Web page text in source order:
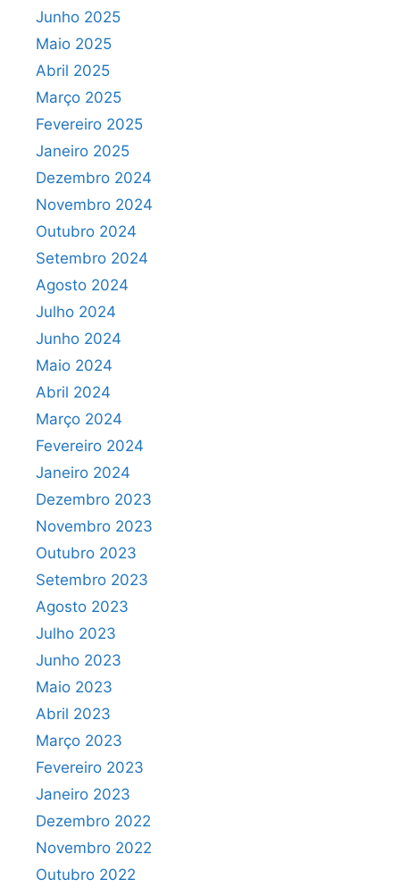
Junho 2025
Maio 2025
Abril 2025
Março 2025
Fevereiro 2025
Janeiro 2025
Dezembro 2024
Novembro 2024
Outubro 2024
Setembro 2024
Agosto 2024
Julho 2024
Junho 2024
Maio 2024
Abril 2024
Março 2024
Fevereiro 2024
Janeiro 2024
Dezembro 2023
Novembro 2023
Outubro 2023
Setembro 2023
Agosto 2023
Julho 2023
Junho 2023
Maio 2023
Abril 2023
Março 2023
Fevereiro 2023
Janeiro 2023
Dezembro 2022
Novembro 2022
Outubro 2022